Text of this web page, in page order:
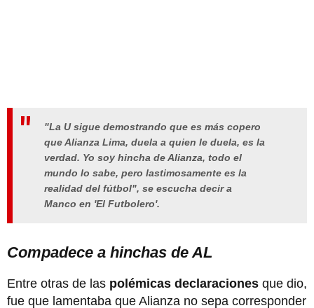
"La U sigue demostrando que es más copero
que Alianza Lima, duela a quien le duela, es la
verdad. Yo soy hincha de Alianza, todo el
mundo lo sabe, pero lastimosamente es la
realidad del fútbol", se escucha decir a
Manco en 'El Futbolero'.
Compadece a hinchas de AL
Entre otras de las polémicas declaraciones que dio,
fue que lamentaba que Alianza no sepa corresponder